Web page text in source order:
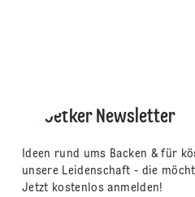
Dr. Oetker Newsletter
Ideen rund ums Backen & für
unsere Leidenschaft - die
Jetzt kostenlos anmelden!